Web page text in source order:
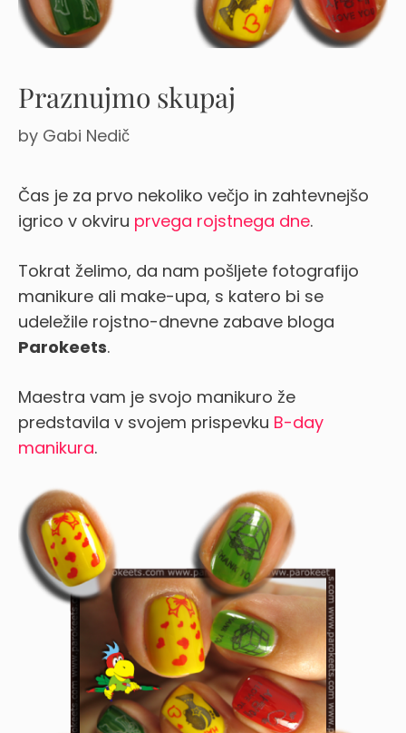
Praznujmo skupaj
by Gabi Nedič
Čas je za prvo nekoliko večjo in zahtevnejšo
igrico v okviru prvega rojstnega dne.
Tokrat želimo, da nam pošljete fotografijo
manikure ali make-upa, s katero bi se
udeležile rojstno-dnevne zabave bloga
Parokeets.
Maestra vam je svojo manikuro že
predstavila v svojem prispevku B-day
manikura.